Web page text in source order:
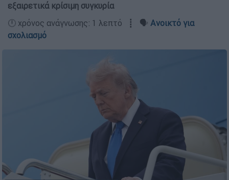
εξαιρετικά κρίσιμη συγκυρία
🕛 χρόνος ανάγνωσης: 1 λεπτό ┋ 🗣️ Ανοικτό για
σχολιασμό